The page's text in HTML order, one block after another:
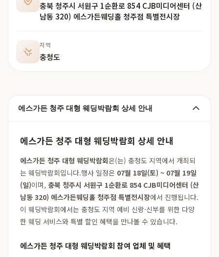
충북 청주시 서원구 1순환로 854 CJB미디어센터 (산
남동 320) 에스가든웨딩홀 청주점 특별전시장
지역
충청도
에스가든 청주 대형 웨딩박람회 상세 안내
에스가든 청주 대형 웨딩박람회 상세 안내
에스가든 청주 대형 웨딩박람회은(는) 충청도 지역에서 개최되
는 웨딩박람회입니다.행사 일정은 07월 18일(토) ~ 07월 19일
(일)이며, 충북 청주시 서원구 1순환로 854 CJB미디어센터 (산
남동 320) 에스가든웨딩홀 청주점 특별전시장에서 진행됩니다.
이 웨딩박람회에서는 충청도 지역 예비 신랑·신부를 위한 다양
한 웨딩 서비스와 특별 할인 혜택을 만나볼 수 있습니다.
에스가든 청주 대형 웨딩박람회 참여 업체 및 혜택